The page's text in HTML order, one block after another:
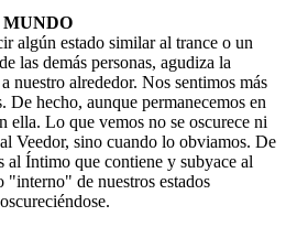
MUNDO
algún estado similar al trance o un
las demás personas, agudiza la
nuestro alrededor. Nos sentimos más
hecho, aunque permanecemos en
ella. Lo que vemos no se oscurece ni
Veedor, sino cuando lo obviamos. De
al Íntimo que contiene y subyace al
de nuestros estados